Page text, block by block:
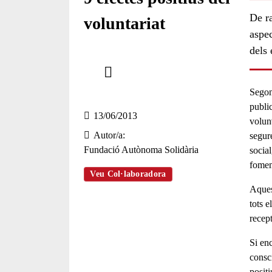
voluntariat
13/06/2013
Autor/a
Fundació Autònoma Solidària
Veu Col·laboradora
De
dels
social
tots
Si